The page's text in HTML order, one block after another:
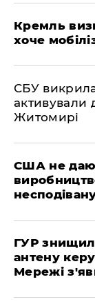
Кремль
хоче
СБУ
активували
Житомирі
США не
ГУР
антену
Мережі